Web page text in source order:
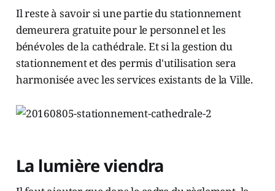
Il reste à savoir si une partie du stationnement
demeurera gratuite pour le personnel et les
bénévoles de la cathédrale. Et si la gestion du
stationnement et des permis d'utilisation sera
harmonisée avec les services existants de la Ville.
La lumière viendra